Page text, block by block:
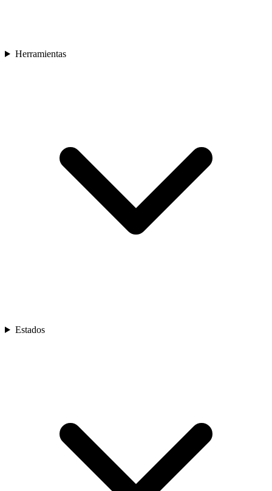
Herramientas
Estados